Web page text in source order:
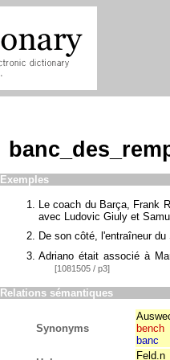
Exemples
Le coach du Barça, Frank
avec Ludovic Giuly et
De son côté, l'entraîneur
Adriano était associé à
[1081505 / p3]
Relations sémantiques
Synonyms
bench
banc
Feld.n